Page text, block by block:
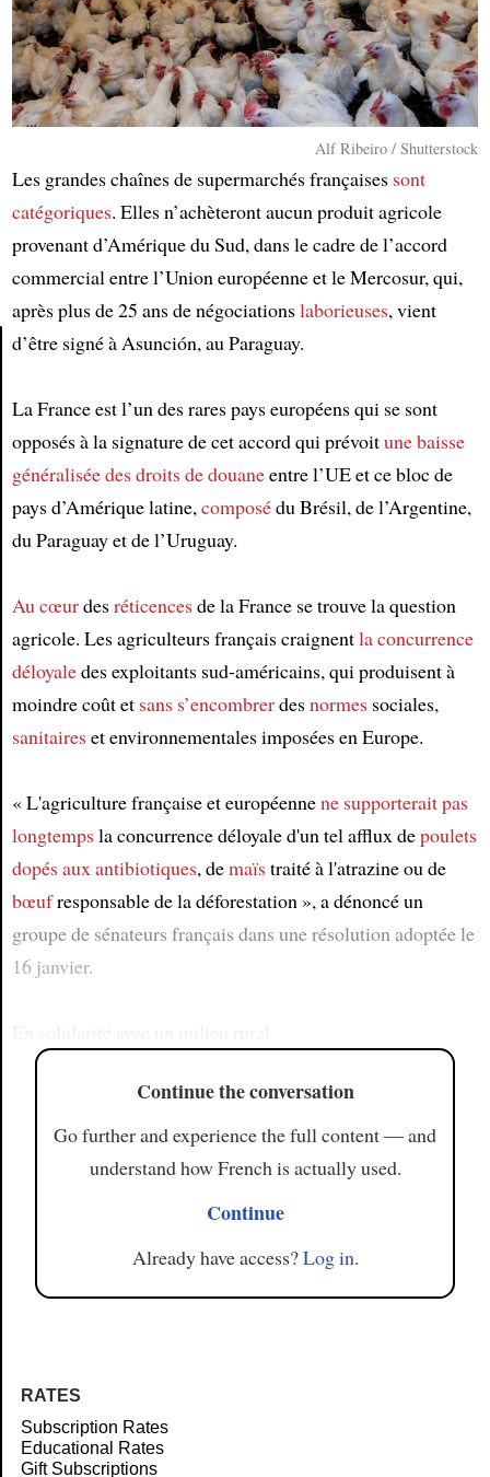
Alf Ribeiro / Shutterstock
Les grandes chaînes de supermarchés françaises sont
catégoriques. Elles n’achèteront aucun produit agricole
provenant d’Amérique du Sud, dans le cadre de l’accord
commercial entre l’Union européenne et le Mercosur, qui,
après plus de 25 ans de négociationslaborieuses, vient
d’être signé à Asunción, au Paraguay.
La France est l’un des rares pays européens qui se sont
opposés à la signature de cet accord qui prévoitune baisse
généraliséedes droits de douaneentre l’UE et ce bloc de
pays d’Amérique latine,composédu Brésil, de l’Argentine,
du Paraguay et de l’Uruguay.
Au cœurdesréticencesde la France se trouve la question
agricole. Les agriculteurs français craignentla concurrence
déloyaledes exploitants sud-américains, qui produisent à
moindre coût et sans s’encombrerdesnormessociales,
sanitaireset environnementales imposées en Europe.
« L'agriculture française et européennene supporterait pas
longtempsla concurrence déloyale d'un tel afflux depoulets
dopés aux antibiotiques, demaïstraité à l'atrazine ou de
bœufresponsable de la déforestation », a dénoncé un
groupe de sénateurs français dans une résolution adoptée le
16 janvier.
Continue the conversation
Go further and experience the full content — and
understand how French is actually used.
Continue
Already have access?Log in.
RATES
Subscription Rates
Educational Rates
Gift Subscriptions